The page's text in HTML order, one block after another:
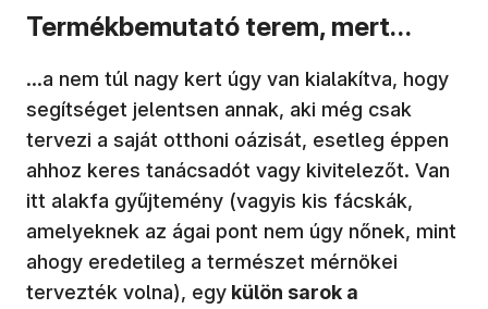
Termékbemutató terem, mert…
…a nem túl nagy kert úgy van kialakítva, hogy
segítséget jelentsen annak, aki még csak
tervezi a saját otthoni oázisát, esetleg éppen
ahhoz keres tanácsadót vagy kivitelezőt. Van
itt alakfa gyűjtemény (vagyis kis fácskák,
amelyeknek az ágai pont nem úgy nőnek, mint
ahogy eredetileg a természet mérnökei
tervezték volna), egy külön sarok a